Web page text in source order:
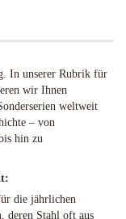
In unserer Rubrik für
wir Ihnen
weltweit
– von
hin zu
die jährlichen
, deren Stahl oft aus